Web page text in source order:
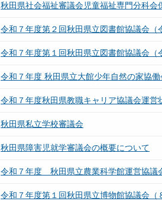
秋田県社会福祉審議会児童福祉専門分科会
令和７年度第２回秋田県立図書館協議会（
令和７年度第１回秋田県立図書館協議会（
令和７年度 秋田県立大館少年自然の家協
令和７年度秋田県教職キャリア協議会運営
秋田県私立学校審議会
秋田県障害児就学審議会の概要について
令和７年度 秋田県立農業科学館運営協議
令和７年度第１回秋田県立博物館協議会（